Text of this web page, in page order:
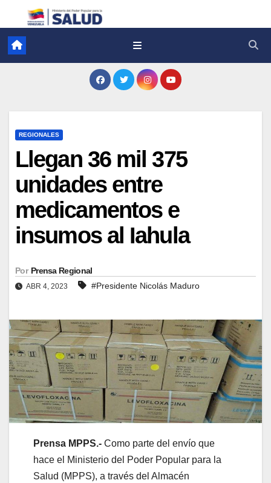
REGIONALES
Llegan 36 mil 375
unidades entre
medicamentos e
insumos al Iahula
Por Prensa Regional
ABR 4, 2023 #Presidente Nicolás Maduro
Prensa MPPS.- Como parte del envío que
hace el Ministerio del Poder Popular para la
Salud (MPPS), a través del Almacén